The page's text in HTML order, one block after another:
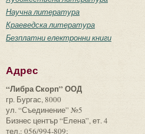
Научна литература
Краеведска литература
Безплатни електронни книги
Адрес
“Либра Скорп” ООД
гр. Бургас, 8000
ул. “Съединение” №5
Бизнес център “Елена”, ет. 4
тел.: 056/994-809;